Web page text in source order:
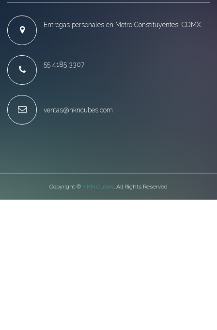
Entregas personales en Metro Constituyentes, CDMX.
55 4185 3307
ventas@hkncubes.com
Copyright © HKN Cubes . All Rights Reserved